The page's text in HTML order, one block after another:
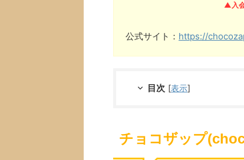
▲入
公式サイト： https://
目次 [表示]
チョコザップ